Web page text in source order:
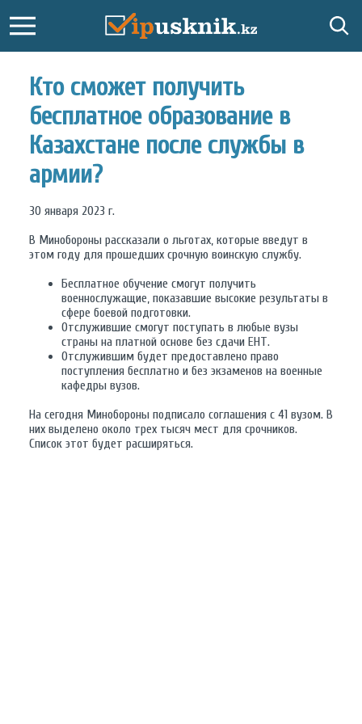
Кто сможет получить
бесплатное образование в
Казахстане после службы в
армии?
30 января 2023 г.
В Минобороны рассказали о льготах, которые введут в
этом году для прошедших срочную воинскую службу.
Бесплатное обучение смогут получить
военнослужащие, показавшие высокие результаты в
сфере боевой подготовки.
Отслужившие смогут поступать в любые вузы
страны на платной основе без сдачи ЕНТ.
Отслужившим будет предоставлено право
поступления бесплатно и без экзаменов на военные
кафедры вузов.
На сегодня Минобороны подписало соглашения с 41 вузом. В
них выделено около трех тысяч мест для срочников.
Список этот будет расширяться.